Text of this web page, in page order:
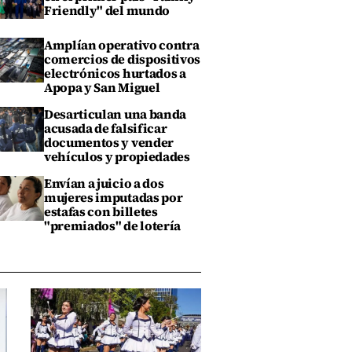
Friendly" del mundo
Amplían operativo contra
comercios de dispositivos
electrónicos hurtados a
Apopa y San Miguel
Desarticulan una banda
acusada de falsificar
documentos y vender
vehículos y propiedades
Envían a juicio a dos
mujeres imputadas por
estafas con billetes
"premiados" de lotería